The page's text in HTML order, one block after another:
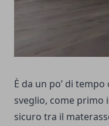
È da un po’ di
sveglio, come primo
sicuro tra il